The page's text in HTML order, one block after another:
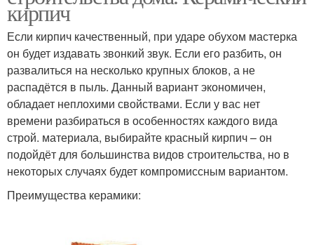
кирпич
Если кирпич качественный, при ударе обухом мастерка
он будет издавать звонкий звук. Если его разбить, он
развалиться на несколько крупных блоков, а не
распадётся в пыль. Данный вариант экономичен,
обладает неплохими свойствами. Если у вас нет
времени разбираться в особенностях каждого вида
строй. материала, выбирайте красный кирпич – он
подойдёт для большинства видов строительства, но в
некоторых случаях будет компромиссным вариантом.
Преимущества керамики: